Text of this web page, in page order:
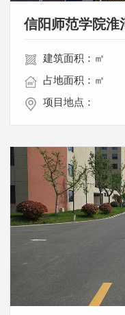
信阳师范学院淮
建筑面积：㎡
占地面积：㎡
项目地点：